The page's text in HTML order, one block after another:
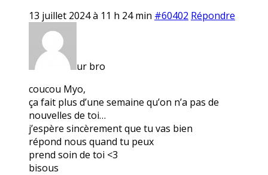
13 juillet 2024 à 11 h 24 min #60402 Répondre
ur bro
coucou Myo,
ça fait plus d’une semaine qu’on n’a pas de
nouvelles de toi…
j’espère sincèrement que tu vas bien
répond nous quand tu peux
prend soin de toi <3
bisous